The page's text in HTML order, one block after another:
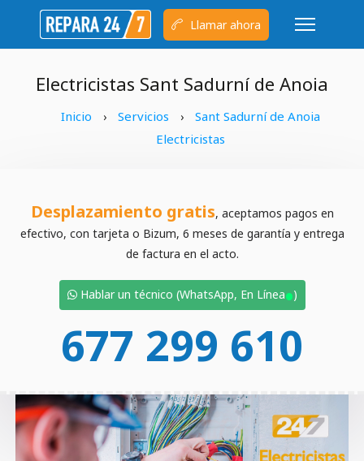
Llamar ahora
Electricistas Sant Sadurní de Anoia
Inicio › Servicios ›
Sant Sadurní de Anoia
Electricistas
Desplazamiento gratis, aceptamos pagos en
efectivo, con tarjeta o Bizum, 6 meses de garantía y entrega
de factura en el acto.
Hablar un técnico (WhatsApp, En Línea•)
677 299 610